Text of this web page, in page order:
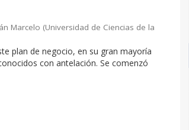
Marcelo (Universidad de Ciencias de la
plan de negocio, en su gran mayoría
con antelación. Se comenzó